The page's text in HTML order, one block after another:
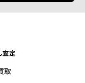
査定
取